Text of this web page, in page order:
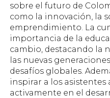
sobre el futuro de
como la innovación, la
emprendimiento. La
importancia de la
cambio, destacando la
las nuevas
desafíos globales.
inspirar a los
activamente en el